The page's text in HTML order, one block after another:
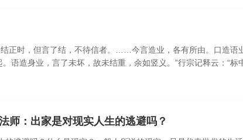
正时，但言了结，不待信者。……今言造业，各有所由。口造语
语造身业，言了未坏，故未结重，余如竖义。”行宗记释云：“标
师：出家是对现实人生的逃避吗？